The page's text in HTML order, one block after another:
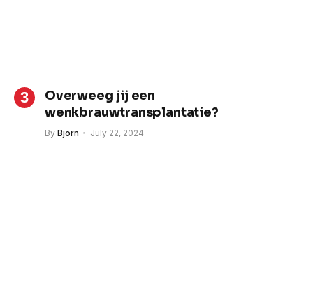
Overweeg jij een
wenkbrauwtransplantatie?
By Bjorn July 22, 2024